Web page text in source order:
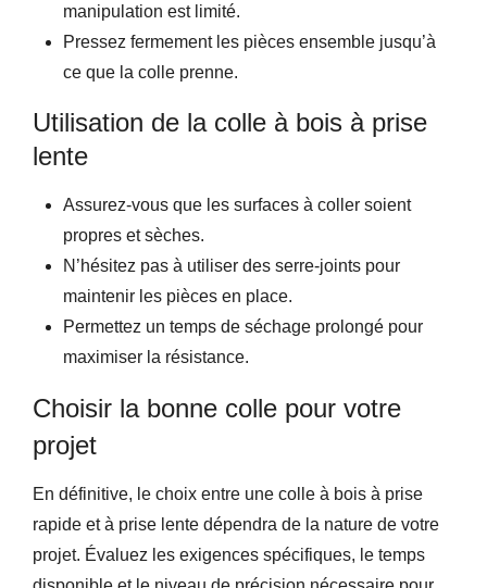
manipulation est limité.
Pressez fermement les pièces ensemble jusqu’à
ce que la colle prenne.
Utilisation de la colle à bois à prise
lente
Assurez-vous que les surfaces à coller soient
propres et sèches.
N’hésitez pas à utiliser des serre-joints pour
maintenir les pièces en place.
Permettez un temps de séchage prolongé pour
maximiser la résistance.
Choisir la bonne colle pour votre
projet
En définitive, le choix entre une colle à bois à prise
rapide et à prise lente dépendra de la nature de votre
projet. Évaluez les exigences spécifiques, le temps